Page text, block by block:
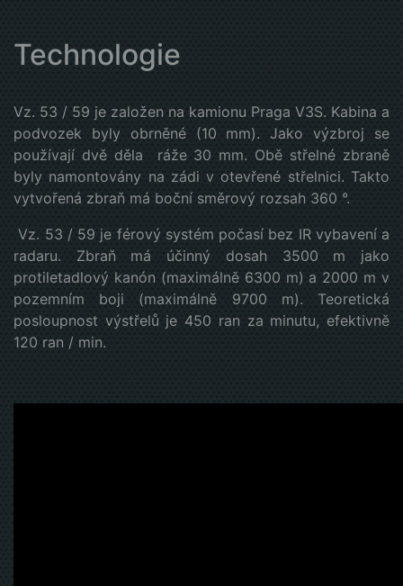
Technologie
Vz. 53 / 59 je založen na kamionu Praga V3S. Kabina a
podvozek byly obrněné (10 mm). Jako výzbroj se
používají dvě děla ráže 30 mm. Obě střelné zbraně
byly namontovány na zádi v otevřené střelnici. Takto
vytvořená zbraň má boční směrový rozsah 360 °.
Vz. 53 / 59 je férový systém počasí bez IR vybavení a
radaru. Zbraň má účinný dosah 3500 m jako
protiletadlový kanón (maximálně 6300 m) a 2000 m v
pozemním boji (maximálně 9700 m). Teoretická
posloupnost výstřelů je 450 ran za minutu, efektivně
120 ran / min.